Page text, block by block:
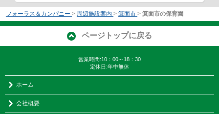
フォーラス＆カンパニー > 周辺施設案内 > 箕面市 > 箕面市の保育園
ページトップに戻る
営業時間:10：00～18：30
定休日:年中無休
ホーム
会社概要